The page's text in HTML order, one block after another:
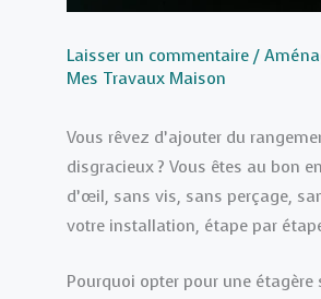
Laisser un commentaire /
Mes Travaux Maison
Vous rêvez d’ajouter du
disgracieux ? Vous êtes au bon
d’œil, sans vis, sans perçage,
votre installation, étape par
Pourquoi opter pour une étagère